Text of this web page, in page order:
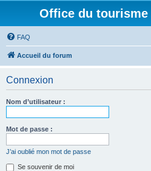
Office du tourisme
FAQ
Accueil du forum
Connexion
Nom d’utilisateur :
Mot de passe :
J’ai oublié mon mot de passe
Se souvenir de moi